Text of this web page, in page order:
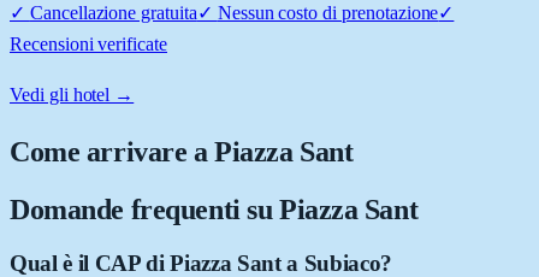
✓ Cancellazione gratuita✓ Nessun costo di prenotazione✓
Recensioni verificate
Vedi gli hotel →
Come arrivare aPiazza Sant
Domande frequenti su Piazza Sant
Qual è il CAP di Piazza Sant a Subiaco?